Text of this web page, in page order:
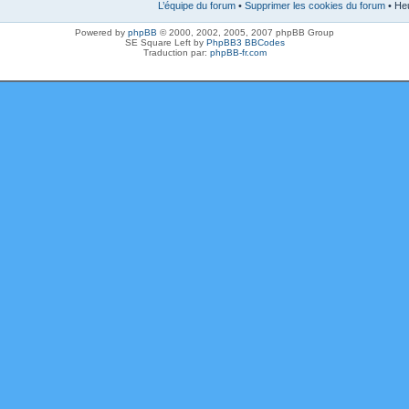
L’équipe du forum • Supprimer les cookies du forum •
Powered by phpBB © 2000, 2002, 2005, 2007 phpBB Group
SE Square Left by PhpBB3 BBCodes
Traduction par: phpBB-fr.com